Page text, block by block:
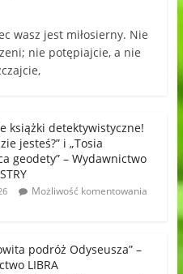
wasz jest miłosierny. Nie
nie potępiajcie, a nie
książki detektywistyczne!
jesteś?” i „Tosia
geodety” – Wydawnictwo
Możliwość komentowania
podróż Odyseusza” –
LIBRA